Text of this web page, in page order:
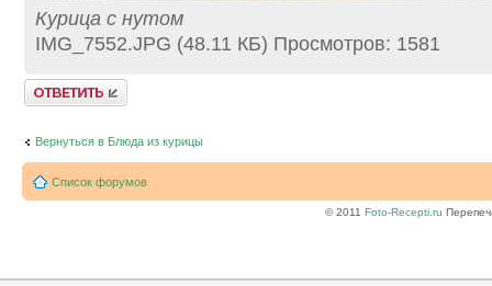
Курица с нутом
IMG_7552.JPG (48.11 КБ) Просмотров: 1581
Ответить
Вернуться в Блюда из курицы
Список форумов
© 2011 Foto-Recepti.ru